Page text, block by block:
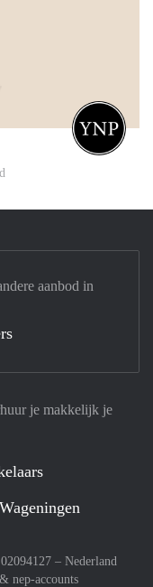
je makkelijk je
– Nederland
nep-accounts
aanbod in